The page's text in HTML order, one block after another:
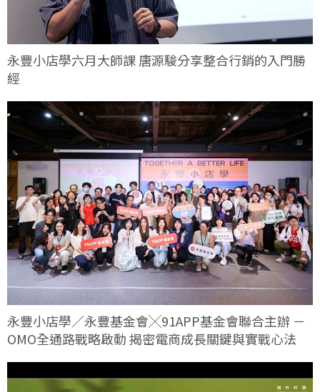
永豐小店學六月大師課 唐源駿分享整合行銷的入門勝
經
永豐小店學／永豐基金會╳91APP基金會聯合主辦 －
OMO全通路戰略啟動 揭密電商成長關鍵與實戰心法